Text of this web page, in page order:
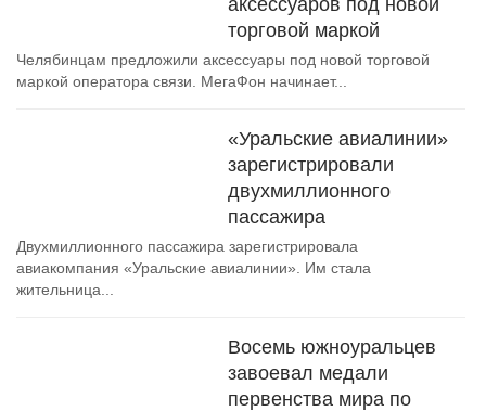
аксессуаров под новой
торговой маркой
Челябинцам предложили аксессуары под новой торговой
маркой оператора связи. МегаФон начинает...
«Уральские авиалинии»
зарегистрировали
двухмиллионного
пассажира
Двухмиллионного пассажира зарегистрировала
авиакомпания «Уральские авиалинии». Им стала
жительница...
Восемь южноуральцев
завоевал медали
первенства мира по